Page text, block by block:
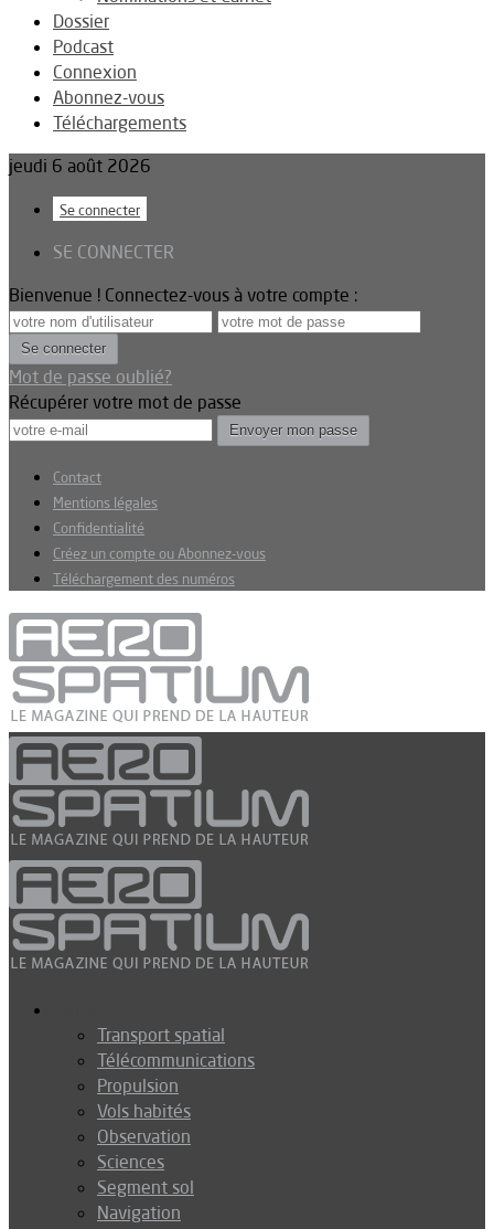
Dossier
Podcast
Connexion
Abonnez-vous
Téléchargements
jeudi 6 août 2026
Se connecter
SE CONNECTER
Bienvenue ! Connectez-vous à votre compte :
Mot de passe oublié?
Récupérer votre mot de passe
Contact
Mentions légales
Confidentialité
Créez un compte ou Abonnez-vous
Téléchargement des numéros
Transport spatial
Télécommunications
Propulsion
Vols habités
Observation
Sciences
Segment sol
Navigation